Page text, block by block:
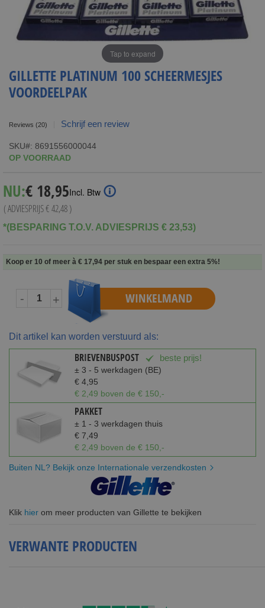
Tap to expand
GILLETTE PLATINUM 100 SCHEERMESJES
VOORDEELPAK
Reviews (20) Schrijf een review
SKU
8691556000044
OP VOORRAAD
NU: Special
Price
€ 18,95Incl. Btw
( ADVIESPRIJS€ 42,48)
*(BESPARING T.O.V. ADVIESPRIJS € 23,53)
Koop er 10 of meer à € 17,94 per stuk en bespaar een extra 5%!
- + WINKELMAND
Dit artikel kan worden verstuurd als:
BRIEVENBUSPOST beste prijs!
± 3 - 5 werkdagen (BE)
€ 4,95
€ 2,49 boven de € 150,-
PAKKET
± 1 - 3 werkdagen thuis
€ 7,49
€ 2,49 boven de € 150,-
Buiten NL? Bekijk onze Internationale verzendkosten
Klik hier om meer producten van Gillette te bekijken
VERWANTE PRODUCTEN